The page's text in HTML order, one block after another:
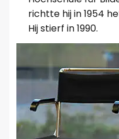
richtte hij in 1954
Hij stierf in 1990.